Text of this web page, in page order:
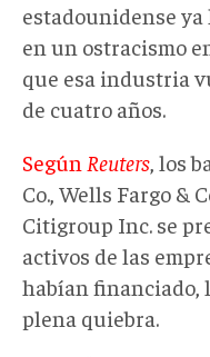
estadounidense ya
en un ostracismo
que esa industria
de cuatro años.
Según Reuters, los
Co., Wells Fargo &
Citigroup Inc. se
activos de las
habían financiado,
plena quiebra.